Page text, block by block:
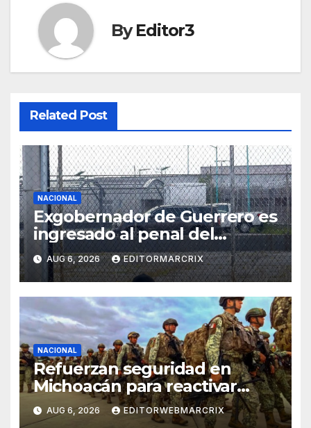
ByEditor3
Related Post
NACIONAL
Exgobernador de Guerrero es
ingresado al penal del
Altiplano por el caso
Ayotzinapa
AUG 6, 2026 EDITORMARCRIX
NACIONAL
Refuerzan seguridad en
Michoacán para reactivar
exportaciones de aguacate
AUG 6, 2026 EDITORWEBMARCRIX